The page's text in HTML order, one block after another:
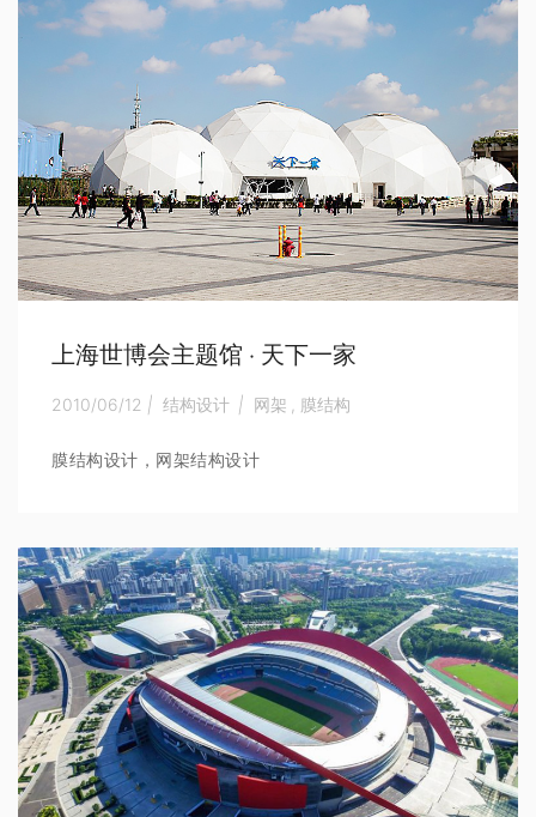
上海世博会主题馆 · 天下一家
2010/06/12 | 结构设计 | 网架 膜结构
膜结构设计，网架结构设计